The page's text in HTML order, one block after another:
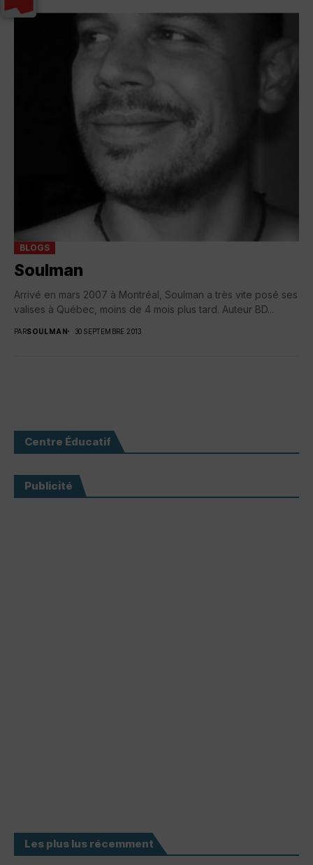
BLOGS
Soulman
Arrivé en mars 2007 à Montréal, Soulman a très vite posé ses
valises à Québec, moins de 4 mois plus tard. Auteur BD...
PARSOULMAN 30 SEPTEMBRE 2013
Centre Éducatif
Publicité
Les plus lus récemment